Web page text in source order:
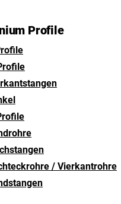
Profile
/ Vierkantrohre